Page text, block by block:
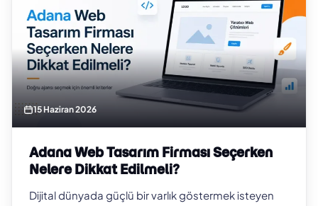
15 Haziran 2026
Adana Web Tasarım Firması Seçerken
Nelere Dikkat Edilmeli?
Dijital dünyada güçlü bir varlık göstermek isteyen